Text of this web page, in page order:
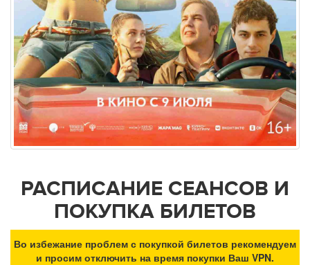
РАСПИСАНИЕ СЕАНСОВ И
ПОКУПКА БИЛЕТОВ
Во избежание проблем с покупкой билетов рекомендуем
и просим отключить на время покупки Ваш VPN.